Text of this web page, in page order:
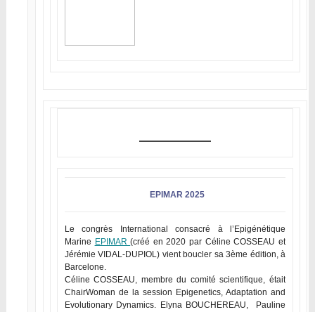
EPIMAR 2025
Le congrès International consacré à l’Epigénétique
Marine EPIMAR(créé en 2020 par Céline COSSEAU et
Jérémie VIDAL-DUPIOL) vient boucler sa 3ème édition, à
Barcelone.
Céline COSSEAU, membre du comité scientifique, était
ChairWoman de la session Epigenetics, Adaptation and
Evolutionary Dynamics. Elyna BOUCHEREAU, Pauline